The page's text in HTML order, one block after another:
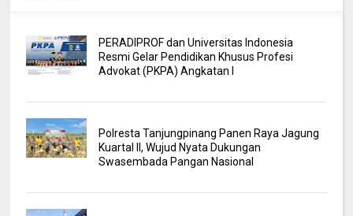
PERADIPROF dan Universitas Indonesia
Resmi Gelar Pendidikan Khusus Profesi
Advokat (PKPA) Angkatan I
Polresta Tanjungpinang Panen Raya Jagung
Kuartal II, Wujud Nyata Dukungan
Swasembada Pangan Nasional